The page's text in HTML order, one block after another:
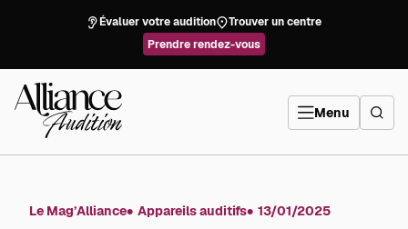
Évaluer votre audition
Trouver un centre
Prendre rendez-vous
Menu
Le Mag’Alliance Appareils auditifs 13/01/2025